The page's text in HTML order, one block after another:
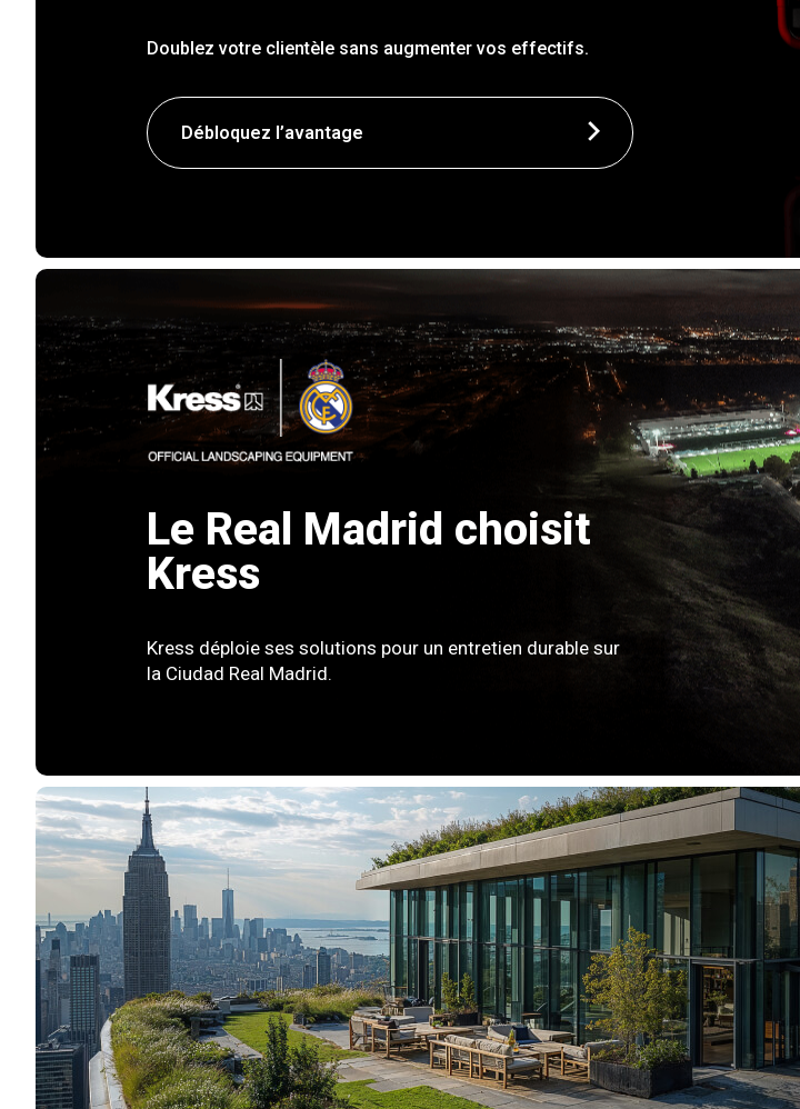
Doublez votre clientèle sans augmenter vos effectifs.
Débloquez l’avantage
Le Real Madrid choisit
Kress
Kress déploie ses solutions pour un entretien durable sur
la Ciudad Real Madrid.